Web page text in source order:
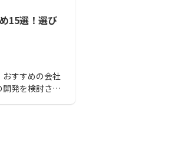
15選！選び
すすめの会社
発を検討され